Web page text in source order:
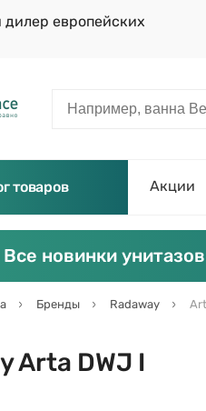
европейских
товаров Акции
Все новинки
Бренды Radaway
Arta DWJ I